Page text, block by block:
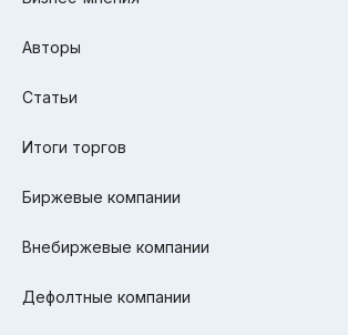
Авторы
Статьи
Итоги торгов
Биржевые компании
Внебиржевые компании
Дефолтные компании